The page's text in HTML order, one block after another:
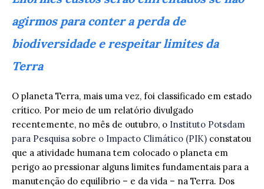
agirmos para conter a perda de
biodiversidade e respeitar limites da
Terra
O planeta Terra, mais uma vez, foi classificado em estado
crítico. Por meio de um relatório divulgado
recentemente, no mês de outubro, o Instituto Potsdam
para Pesquisa sobre o Impacto Climático (PIK) constatou
que a atividade humana tem colocado o planeta em
perigo ao pressionar alguns limites fundamentais para a
manutenção do equilíbrio – e da vida – na Terra. Dos